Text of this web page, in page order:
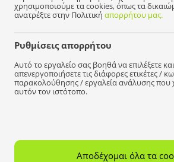
χρησιμοποιούμε τα cookies, όπως τα
ανατρέξτε στην Πολιτική απορρήτου μας.
Ρυθμίσεις απορρήτου
Αυτό το εργαλείο σας βοηθά να επιλέξετε
απενεργοποιήσετε τις διάφορες ετικέτες /
παρακολούθησης / εργαλεία ανάλυσης που
αυτόν τον ιστότοπο.
Αποδέχομαι όλα τα
Φίλτρο